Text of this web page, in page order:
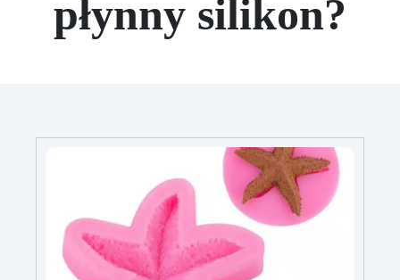
płynny silikon?